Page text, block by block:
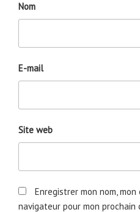
Nom
E-mail
Site web
Enregistrer mon nom,
navigateur pour mon prochain